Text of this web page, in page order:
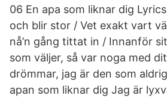
06 En apa som liknar dig
och blir stor / Vet exakt vart
nå’n gång tittat in / Innanför
som väljer, så var noga med
drömmar, jag är den som
apan som liknar dig Jag är